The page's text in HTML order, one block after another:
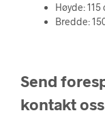
Høyde: 115
Bredde:
Send
kontakt